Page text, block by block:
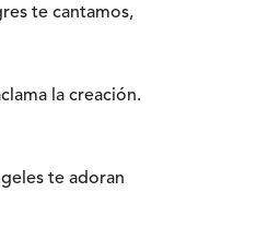
te cantamos,
la creación.
te adoran